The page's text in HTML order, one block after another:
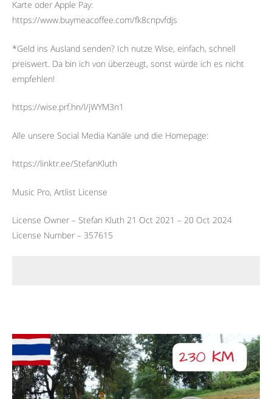
Karte oder Apple Pay:
https://www.buymeacoffee.com/fk8cnpvfdjs
*Geld ins Ausland senden? Ich nutze Wise, einfach, schnell
preiswert. Da bin ich von überzeugt, sonst würde ich es nicht
empfehlen!
https://wise.prf.hn/l/jWYM3n1
Alle unsere Social Media Kanäle und die Homepage:
https://linktr.ee/StefanKluth
Music Pro, Artlist License
License Owner – Stefan Kluth 21 Oct 2021 – 20 Oct 2024
License Number – 357615